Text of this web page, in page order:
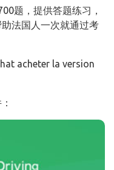
题，提供答题练习，
法国人一次就通过考
acheter la version